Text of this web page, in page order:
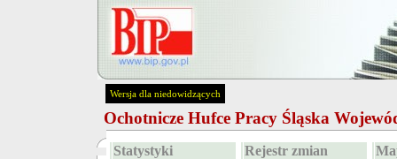
Wersja dla niedowidzących
Ochotnicze Hufce Pracy Śląska
Statystyki Rejestr zmian